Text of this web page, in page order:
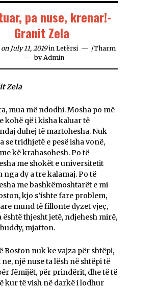
pa nuse, krenar!-
Granit Zela
July 11, 2019 in Letërsi /Tharm
by Admin
Zela
mua më ndodhi. Mosha po më
kohë që i kisha kaluar të
duhej të martohesha. Nuk
se tridhjetë e pesë isha vonë,
kë krahasohesh. Po të
me shokët e universitetit
nga dy a tre kalamaj. Po të
me bashkëmoshtarët e mi
kjo s’ishte fare problem,
mund të fillonte dyzet vjeç,
është thjesht jetë, ndjehesh mirë,
mjafton.
Boston nuk ke vajza për shtëpi,
ne, një nuse ta lësh në shtëpi të
fëmijët, për prindërit, dhe të të
kur të vish në darkë i lodhur